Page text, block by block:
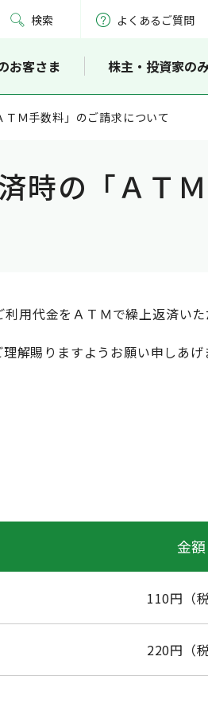
検索 よくあるご質問
お客さま 株主・投資家の
Ｍ手数料」のご請求について
時の「ＡＴ
用代金をＡＴＭで繰上返済い
解賜りますようお願い申しあげ
金額
110円（税
220円（税